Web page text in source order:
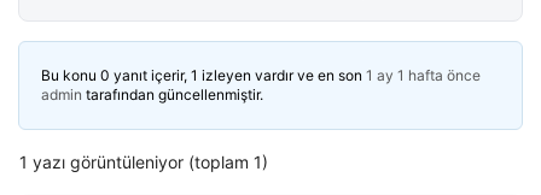
Bu konu 0 yanıt içerir, 1 izleyen vardır ve en son 1 ay 1 hafta önce
admin tarafından güncellenmiştir.
1 yazı görüntüleniyor (toplam 1)